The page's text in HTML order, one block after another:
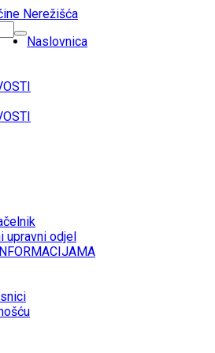
Naslovnica
upravni odjel